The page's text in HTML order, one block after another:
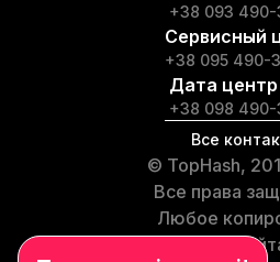
+38 093
Сервисный
+38 095 490-
Дата центр
+38 098
Все
© TopHash,
Все права
Любое
материалов